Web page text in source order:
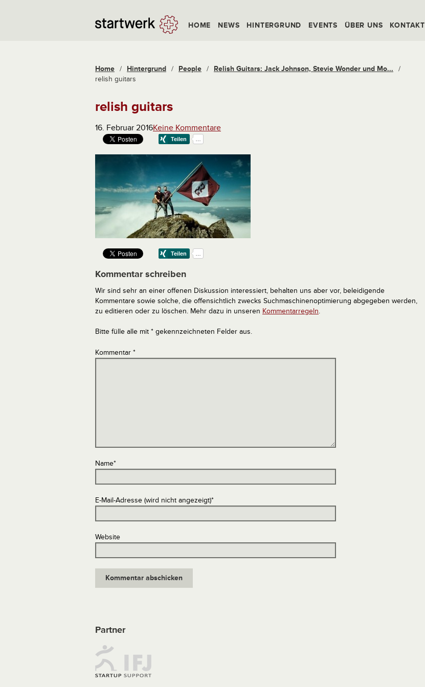
HOME NEWS HINTERGRUND EVENTS ÜBER UNS KONTAKT
Home / Hintergrund / People / Relish Guitars: Jack Johnson, Stevie Wonder und Mo...
/
relish guitars
relish guitars
16. Februar 2016Keine Kommentare
Kommentar schreiben
Wir sind sehr an einer offenen Diskussion interessiert, behalten uns aber vor, beleidigende
Kommentare sowie solche, die offensichtlich zwecks Suchmaschinenoptimierung abgegeben werden,
zu editieren oder zu löschen. Mehr dazu in unseren Kommentarregeln.
Bitte fülle alle mit * gekennzeichneten Felder aus.
Kommentar *
Name*
E-Mail-Adresse (wird nicht angezeigt)*
Website
Partner